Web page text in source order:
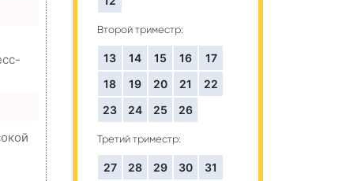
Второй триместр:
13 14 15 16
17
18
19 20 21
22
23
24 25 26
Третий триместр:
27 28 29 30
31